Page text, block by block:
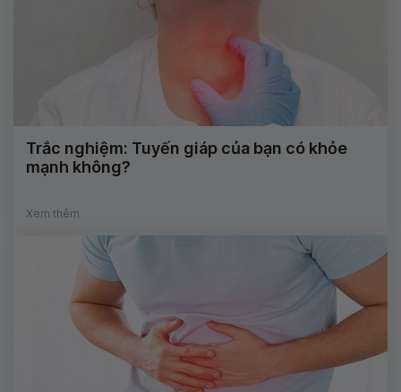
Trắc nghiệm: Tuyến giáp của bạn có khỏe
mạnh không?
Xem thêm